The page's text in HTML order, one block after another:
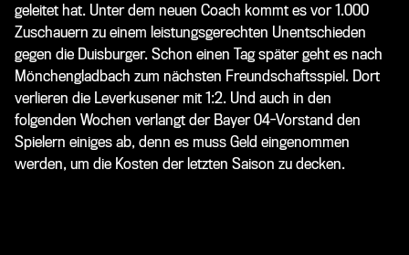
geleitet hat. Unter dem neuen Coach kommt es vor 1.000
Zuschauern zu einem leistungsgerechten Unentschieden
gegen die Duisburger. Schon einen Tag später geht es nach
Mönchengladbach zum nächsten Freundschaftsspiel. Dort
verlieren die Leverkusener mit 1:2. Und auch in den
folgenden Wochen verlangt der Bayer 04-Vorstand den
Spielern einiges ab, denn es muss Geld eingenommen
werden, um die Kosten der letzten Saison zu decken.